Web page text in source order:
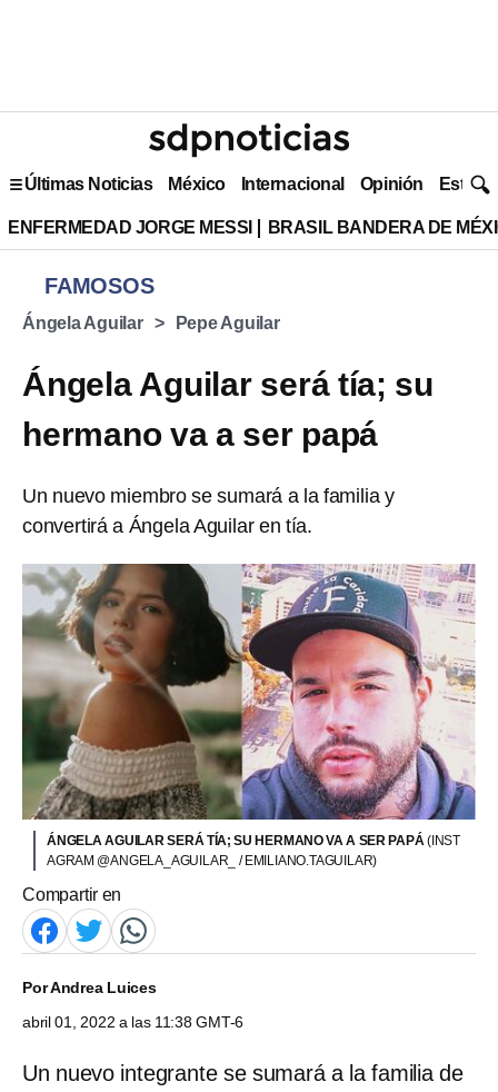
Últimas Noticias México Internacional Opinión Estilo
ENFERMEDAD JORGE MESSI BRASIL BANDERA DE
FAMOSOS
Ángela Aguilar Pepe Aguilar
Ángela Aguilar será tía; su
hermano va a ser papá
Un nuevo miembro se sumará a la familia y
convertirá a Ángela Aguilar en tía.
ÁNGELA AGUILAR SERÁ TÍA; SU HERMANO VA A SER PAPÁ(INST
AGRAM @ANGELA_AGUILAR_ / EMILIANO.TAGUILAR)
Compartir en
PorAndrea Luices
abril 01, 2022 a las 11:38 GMT-6
Un nuevo integrante se sumará a la familia de